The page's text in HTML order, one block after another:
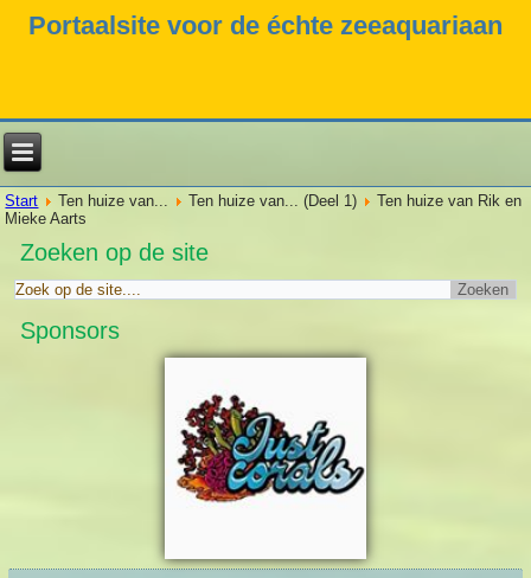
Portaalsite voor de échte zeeaquariaan
Start Ten huize van... Ten huize van... (Deel 1)
Ten huize van Rik en
Mieke Aarts
Zoeken op de site
Sponsors